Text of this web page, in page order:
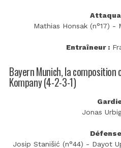
Mathias Honsak (n°17) -
Entraîneur :
Bayern Munich, la
Kompany (4-2-3-1)
Jonas
Josip Stanišić (n°44) - Dayot